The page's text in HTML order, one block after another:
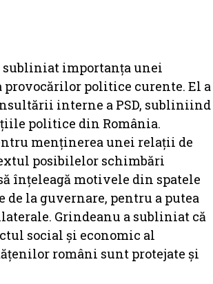
subliniat importanța unei
politice curente. El a
interne a PSD, subliniind
politice din România.
menținerea unei relații de
posibilelor schimbări
înțeleagă motivele din spatele
la guvernare, pentru a putea
Grindeanu a subliniat că
social și economic al
români sunt protejate și